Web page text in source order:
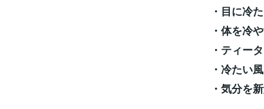
・目に冷
・体を冷
・ティー
・冷たい
・気分を